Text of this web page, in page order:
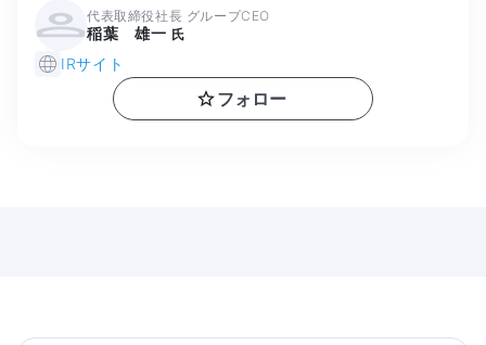
代表取締役社長 グループCEO
稲葉 雄一 氏
IRサイト
フォロー